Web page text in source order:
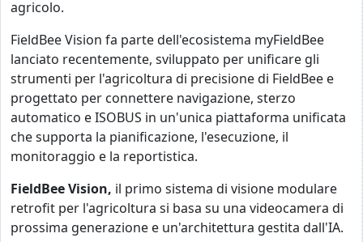
agricolo.
FieldBee Vision fa parte dell'ecosistema myFieldBee
lanciato recentemente, sviluppato per unificare gli
strumenti per l'agricoltura di precisione di FieldBee e
progettato per connettere navigazione, sterzo
automatico e ISOBUS in un'unica piattaforma unificata
che supporta la pianificazione, l'esecuzione, il
monitoraggio e la reportistica.
FieldBee Vision, il primo sistema di visione modulare
retrofit per l'agricoltura si basa su una videocamera di
prossima generazione e un'architettura gestita dall'IA.